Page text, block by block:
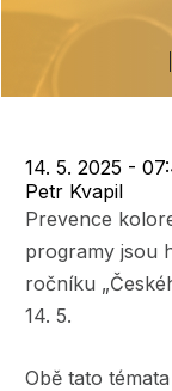
14. 5. 2025 -
Petr Kvapil
Prevence
programy jsou
ročníku
14. 5.
Obě tato